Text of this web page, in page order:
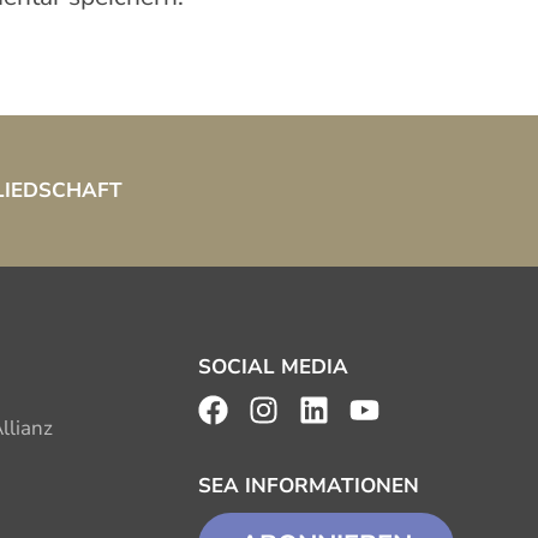
SOCIAL MEDIA
SEA INFORMATIONEN